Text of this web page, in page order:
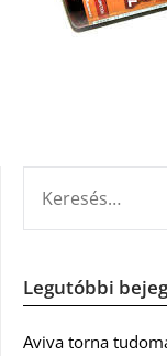
Legutóbbi
Aviva torna